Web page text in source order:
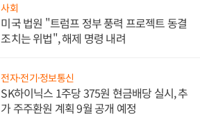
사회
미국 법원 "트럼프 정부 풍력 프로젝트 동결
조치는 위법", 해제 명령 내려
전자·전기·정보통신
SK하이닉스 1주당 375원 현금배당 실시, 추
가 주주환원 계획 9월 공개 예정